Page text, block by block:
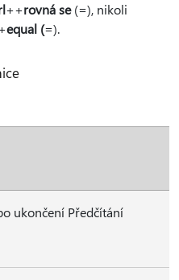
++rovná se(=), nikoli
equal (=).
ukončení Předčítání